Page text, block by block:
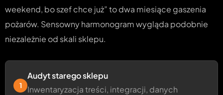
weekend, bo szef chce już” to dwa miesiące gaszenia
pożarów. Sensowny harmonogram wygląda podobnie
niezależnie od skali sklepu.
1
Audyt starego sklepu
Inwentaryzacja treści, integracji, danych